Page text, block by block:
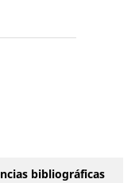
bibliográficas